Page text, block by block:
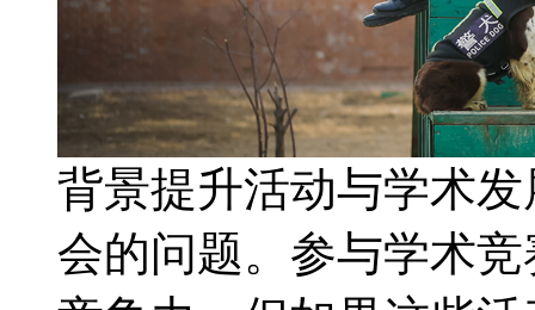
背景提升活动与学术
会的问题。参与学术